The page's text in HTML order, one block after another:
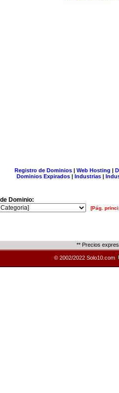
Registro de Dominios| Web Hosting |
Dominios Expirados | Industrias |
Dominio:
[Pág.
** Precios
© 2002/2022 Solo10.com